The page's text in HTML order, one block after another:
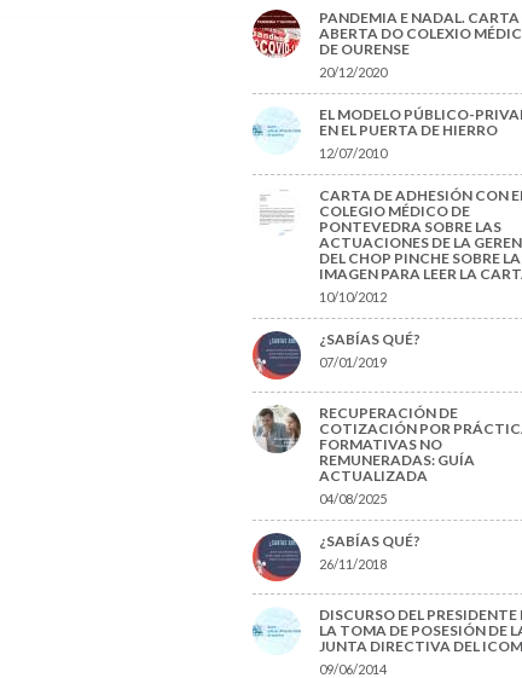
PANDEMIA E NADAL. CARTA
ABERTA DO COLEXIO
DE OURENSE
20/12/2020
EL MODELO PÚBLICO-
EN EL PUERTA DE HIERRO
12/07/2010
CARTA DE ADHESIÓN CON
COLEGIO MÉDICO DE
PONTEVEDRA SOBRE LAS
ACTUACIONES DE LA
DEL CHOP PINCHE SOBRE LA
IMAGEN PARA LEER LA
10/10/2012
¿SABÍAS QUÉ?
07/01/2019
RECUPERACIÓN DE
COTIZACIÓN POR
FORMATIVAS NO
REMUNERADAS: GUÍA
ACTUALIZADA
04/08/2025
¿SABÍAS QUÉ?
26/11/2018
DISCURSO DEL PRESIDENTE
LA TOMA DE POSESIÓN DE
JUNTA DIRECTIVA DEL
09/06/2014